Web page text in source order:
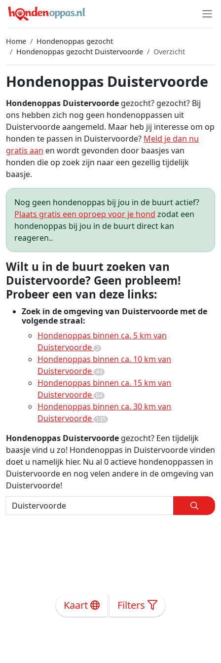
Home
Hondenoppas gezocht
Hondenoppas gezocht Duistervoorde
Overzicht
Hondenoppas Duistervoorde
Hondenoppas Duistervoorde gezocht? gezocht? Bij
ons hebben zich nog geen hondenoppassen uit
Duistervoorde aangemeld. Maar heb jij interesse om op
honden te passen in Duistervoorde? Meld je dan nu
gratis aan en wordt gevonden door baasjes van
honden die op zoek zijn naar een gezellig tijdelijk
baasje.
Nog geen hondenoppas bij jou in de buurt actief?
Plaats gratis een oproep voor je hond zodat een
hondenoppas bij jou in de buurt direct kan
reageren..
Wilt u in de buurt zoeken van
Duistervoorde? Geen probleem!
Probeer een van deze links:
Zoek in de omgeving van Duistervoorde met de
volgende straal:
Hondenoppas binnen ca. 5 km van
Duistervoorde 2
Hondenoppas binnen ca. 10 km van
Duistervoorde 44
Hondenoppas binnen ca. 15 km van
Duistervoorde 64
Hondenoppas binnen ca. 30 km van
Duistervoorde 135
Hondenoppas Duistervoorde gezocht? Een tijdelijk
baasje vind u zo! Hondenoppas in Duistervoorde vinden
doet u namelijk hier. Nu al 0 actieve hondenoppassen in
Duistervoorde en nog velen andere in de omgeving van
Duistervoorde!
Kaart Filters